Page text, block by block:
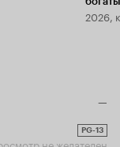
2026,
—
PG-13
не желателен